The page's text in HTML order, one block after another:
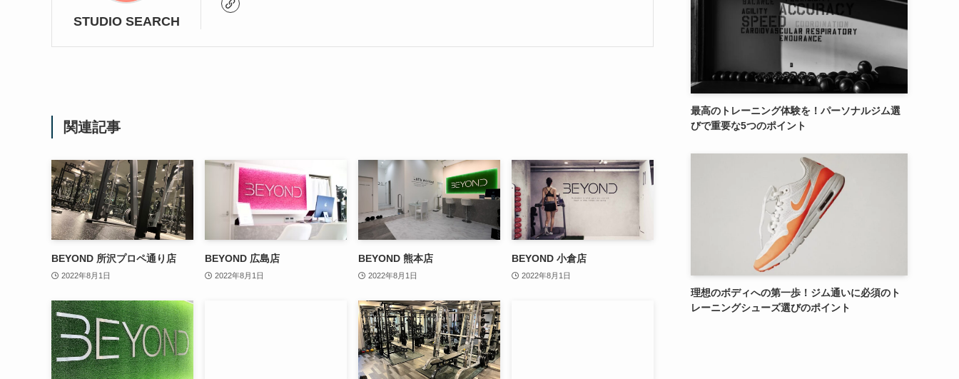
STUDIO SEARCH
関連記事
BEYOND 所沢プロペ通り店
2022年8月1日
BEYOND 広島店
2022年8月1日
BEYOND 熊本店
2022年8月1日
BEYOND 小倉店
2022年8月1日
最高のトレーニング体験を！パーソナルジム選
びで重要な5つのポイント
理想のボディへの第一歩！ジム通いに必須のト
レーニングシューズ選びのポイント